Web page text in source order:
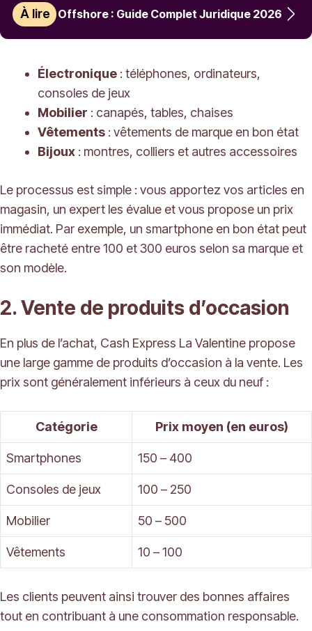
À lire Offshore : Guide Complet Juridique 2026
Électronique : téléphones, ordinateurs,
consoles de jeux
Mobilier : canapés, tables, chaises
Vêtements : vêtements de marque en bon état
Bijoux : montres, colliers et autres accessoires
Le processus est simple : vous apportez vos articles en
magasin, un expert les évalue et vous propose un prix
immédiat. Par exemple, un smartphone en bon état peut
être racheté entre 100 et 300 euros selon sa marque et
son modèle.
2. Vente de produits d’occasion
En plus de l’achat, Cash Express La Valentine propose
une large gamme de produits d’occasion à la vente. Les
prix sont généralement inférieurs à ceux du neuf :
Catégorie Prix moyen (en euros)
Smartphones 150 – 400
Consoles de jeux 100 – 250
Mobilier 50 – 500
Vêtements 10 – 100
Les clients peuvent ainsi trouver des bonnes affaires
tout en contribuant à une consommation responsable.